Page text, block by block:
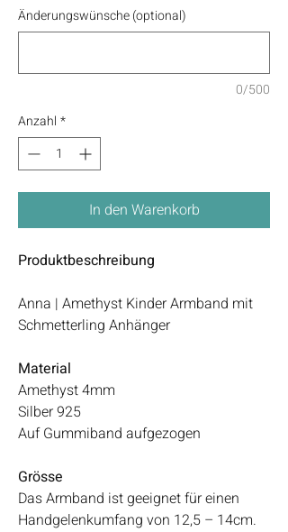
Änderungswünsche (optional)
0/500
Anzahl *
In den Warenkorb
Produktbeschreibung
Anna | Amethyst Kinder Armband mit
Schmetterling Anhänger
Material
Amethyst 4mm
Silber 925
Auf Gummiband aufgezogen
Grösse
Das Armband ist geeignet für einen
Handgelenkumfang von 12,5 – 14cm.